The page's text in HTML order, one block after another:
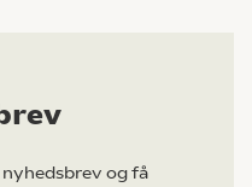
og få